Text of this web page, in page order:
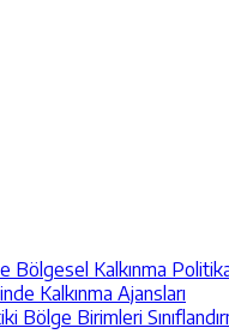
Kalkınma
Kalkınma Ajansları
Bölge Birimleri